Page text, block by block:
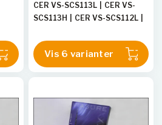
CER VS-SCS113L
CER VS-
SCS113H
CER VS-SCS112L
SCS112H|CER VS-SCS106H
Vis 6 varianter